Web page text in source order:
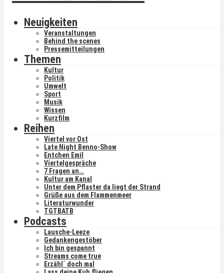
Neuigkeiten
Veranstaltungen
Behind the scenes
Pressemitteilungen
Themen
Kultur
Politik
Umwelt
Sport
Musik
Wissen
Kurzfilm
Reihen
Viertel vor Ost
Late Night Benno-Show
Entchen Emil
Viertelgespräche
7 Fragen an…
Kultur am Kanal
Unter dem Pflaster da liegt der Strand
Grüße aus dem Flammenmeer
Literaturwunder
TGTBATB
Podcasts
Lausche-Leeze
Gedankengestöber
Ich bin gespannt
Streams come true
Erzähl´ doch mal